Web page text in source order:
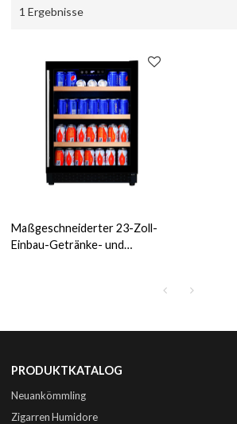
1 Ergebnisse
Maßgeschneiderter 23-Zoll-
Einbau-Getränke- und
und Vollglastür
PRODUKTKATALOG
Neuankömmling
Zigarren Humidore